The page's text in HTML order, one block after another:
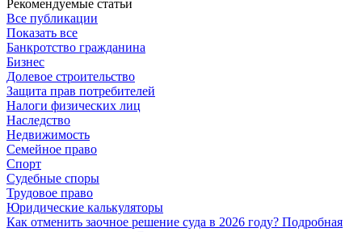
Рекомендуемые статьи
Все публикации
Показать все
Банкротство гражданина
Бизнес
Долевое строительство
Защита прав потребителей
Налоги физических лиц
Наследство
Недвижимость
Семейное право
Спорт
Судебные споры
Трудовое право
Юридические калькуляторы
Как отменить заочное решение суда в 2026 году? Подробная